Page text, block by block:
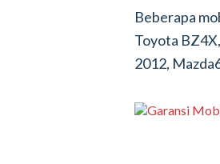
Beberapa
Toyota
2012,